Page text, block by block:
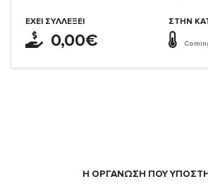
ΈΧΕΙ ΣΥΛΛΈΞΕΙ
0,00€
ΣΤΗΝ
Η ΟΡΓΆΝΩΣΗ ΠΟΥ